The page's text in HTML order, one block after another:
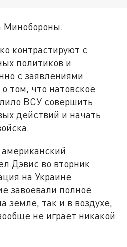
Минобороны.
контрастируют с
политиков и
с заявлениями
том, что натовское
ВСУ совершить
действий и начать
Дэвис во вторник
на Украине
завоевали полное
земле, так и в воздухе,
не играет никакой